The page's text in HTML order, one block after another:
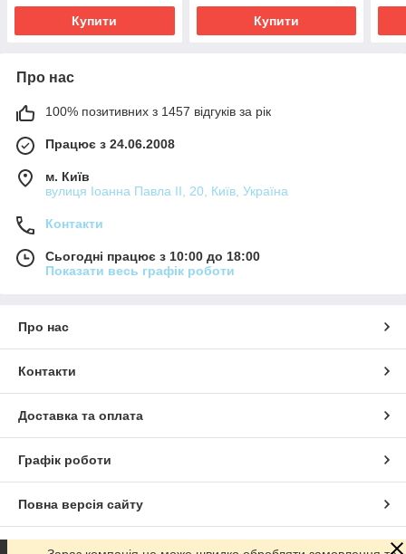
Купити Купити
Про нас
100% позитивних з 1457 відгуків за рік
Працює з 24.06.2008
м. Київ
вулиця Іоанна Павла ІІ, 20, Київ, Україна
Контакти
Сьогодні працює з 10:00 до 18:00
Показати весь графік роботи
Про нас
Контакти
Доставка та оплата
Графік роботи
Повна версія сайту
Сайт створено на маркетплейсіProm.ua